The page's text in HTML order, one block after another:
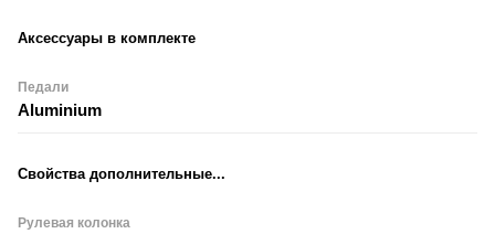
Аксессуары в комплекте
Педали
Aluminium
Свойства дополнительные...
Рулевая колонка